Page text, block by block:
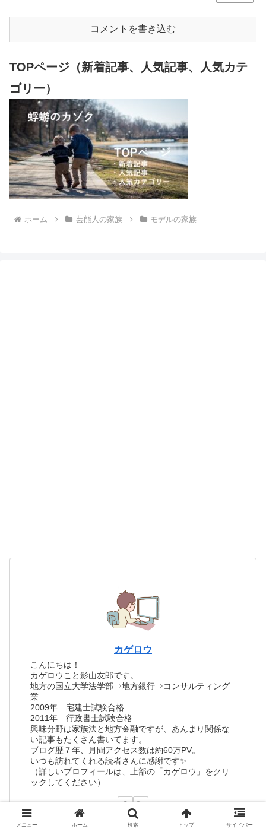
コメントを書き込む
TOPページ（新着記事、人気記事、人気カテ
ゴリー）
ホーム 芸能人の家族 モデルの家族
カゲロウ
こんにちは！
カゲロウこと影山友郎です。
地方の国立大学法学部⇒地方銀行⇒コンサルティング
業
2009年 宅建士試験合格
2011年 行政書士試験合格
興味分野は家族法と地方金融ですが、あんまり関係な
い記事もたくさん書いてます。
ブログ歴７年、月間アクセス数は約60万PV。
いつも訪れてくれる読者さんに感謝です✨
（詳しいプロフィールは、上部の「カゲロウ」をクリ
ックしてください）
メニュー ホーム 検索 トップ サイドバー